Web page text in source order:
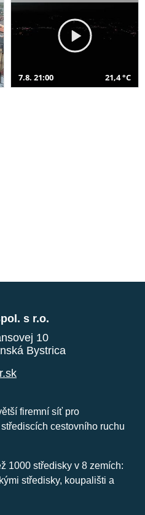
7.8. 21:00 21,4 °C
s r.o.
10
Bystrica
firemní síť pro
cestovního ruchu
1000 středisky v 8 zemích:
středisky, koupališti a